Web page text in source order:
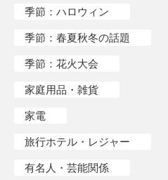
季節：ハロウィン
季節：春夏秋冬の話題
季節：花火大会
家庭用品・雑貨
家電
旅行ホテル・レジャー
有名人・芸能関係